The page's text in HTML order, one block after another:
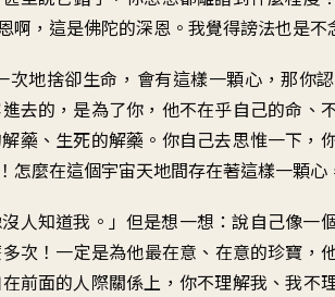
啊 ， 這是佛陀的深恩 。 我覺得謗法也是不
次地捨卻生命 ， 會有這樣一顆心 ，那你
去的 ， 是為了你 ， 他不在乎自己的命 、
藥、生死的解藥 。 你自己去思惟一下 ，
！ 怎麼在這個宇宙天地間存在著這樣一顆心
人知道我 。」 但是想一想 ：說自己像一
次 ！ 一定是為他最在意、在意的珍寶 ，
前面的人際關係上 ， 你不理解我、我不